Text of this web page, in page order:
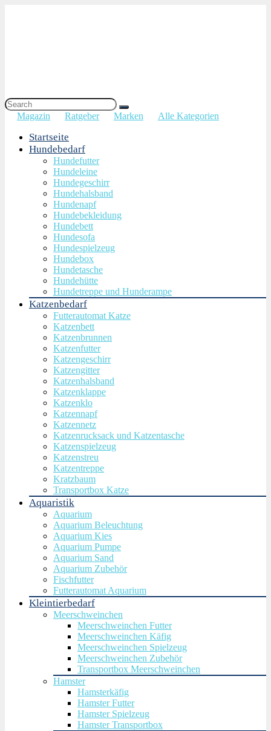
Magazin Ratgeber Marken Alle Kategorien
Startseite
Hundebedarf
Hundefutter
Hundeleine
Hundegeschirr
Hundehalsband
Hundenapf
Hundebekleidung
Hundebett
Hundesofa
Hundespielzeug
Hundebox
Hundetasche
Hundehütte
Hundetreppe und Hunderampe
Katzenbedarf
Futterautomat Katze
Katzenbett
Katzenbrunnen
Katzenfutter
Katzengeschirr
Katzengitter
Katzenhalsband
Katzenklappe
Katzenklo
Katzennapf
Katzennetz
Katzenrucksack und Katzentasche
Katzenspielzeug
Katzenstreu
Katzentreppe
Kratzbaum
Transportbox Katze
Aquaristik
Aquarium
Aquarium Beleuchtung
Aquarium Kies
Aquarium Pumpe
Aquarium Sand
Aquarium Zubehör
Fischfutter
Futterautomat Aquarium
Kleintierbedarf
Meerschweinchen
Meerschweinchen Futter
Meerschweinchen Käfig
Meerschweinchen Spielzeug
Meerschweinchen Zubehör
Transportbox Meerschweinchen
Hamster
Hamsterkäfig
Hamster Futter
Hamster Spielzeug
Hamster Transportbox